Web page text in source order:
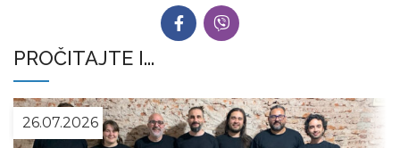
PROČITAJTE I...
26.07.2026